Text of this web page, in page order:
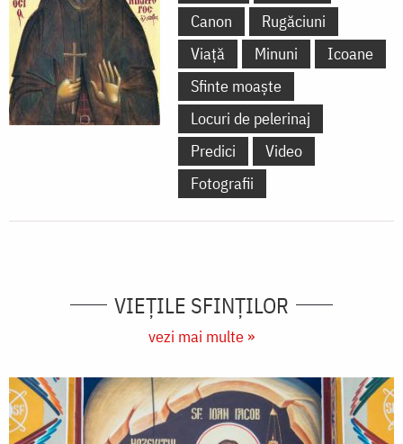
Canon
Rugăciuni
Viață
Minuni
Icoane
Sfinte moaște
Locuri de pelerinaj
Predici
Video
Fotografii
VIEŢILE SFINŢILOR
vezi mai multe »